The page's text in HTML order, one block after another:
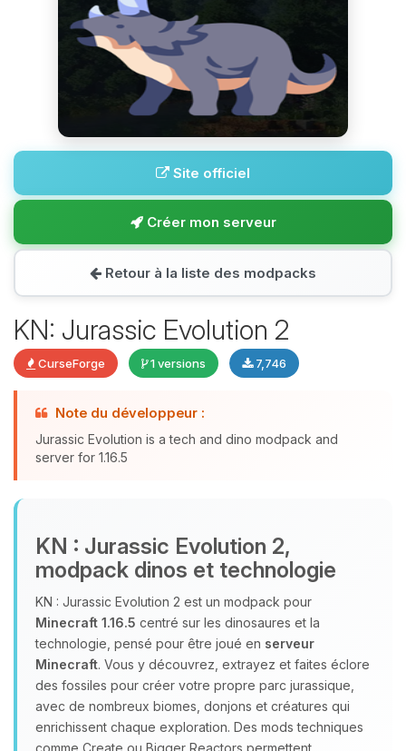
Site officiel
Créer mon serveur
Retour à la liste des modpacks
KN: Jurassic Evolution 2
CurseForge 1 versions 7,746
Note du développeur :
Jurassic Evolution is a tech and dino modpack and
server for 1.16.5
KN : Jurassic Evolution 2,
modpack dinos et technologie
KN : Jurassic Evolution 2 est un modpack pour
Minecraft 1.16.5 centré sur les dinosaures et la
technologie, pensé pour être joué en serveur
Minecraft. Vous y découvrez, extrayez et faites éclore
des fossiles pour créer votre propre parc jurassique,
avec de nombreux biomes, donjons et créatures qui
enrichissent chaque exploration. Des mods techniques
comme Create ou Bigger Reactors permettent
Youpi, enfin quelqu’un pour me
parler ! Moi c’est Choupy, ton petit
assistant BoxToPlay. Dis-moi ce dont
tu as besoin et je vais remuer mes